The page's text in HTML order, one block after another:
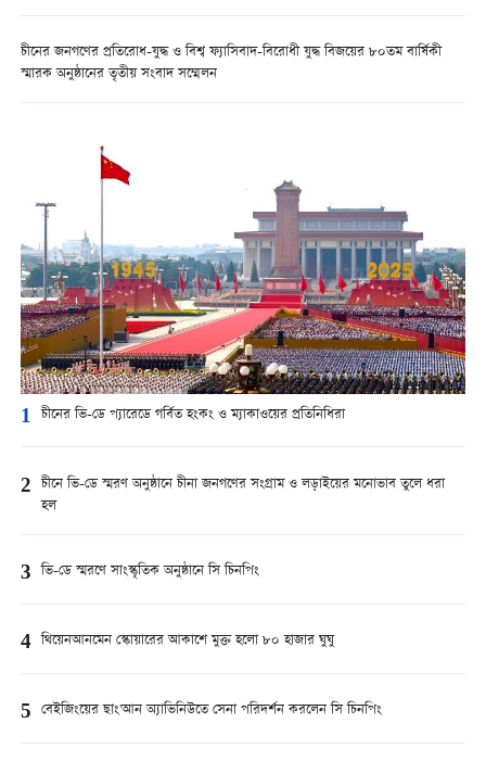
চীনের জনগণের প্রতিরোধ-যুদ্ধ ও বিশ্ব ফ্যাসিবাদ-বিরোধী যুদ্ধ বিজয়ের ৮০তম বার্ষিকী
স্মারক অনুষ্ঠানের তৃতীয় সংবাদ সম্মেলন
1 চীনের ভি-ডে প্যারেডে গর্বিত হংকং ও ম্যাকাওয়ের প্রতিনিধিরা
2 চীনে ভি-ডে স্মরণ অনুষ্ঠানে চীনা জনগণের সংগ্রাম ও লড়াইয়ের মনোভাব তুলে ধরা
হল
3 ভি-ডে স্মরণে সাংস্কৃতিক অনুষ্ঠানে সি চিনপিং
4 থিয়েনআনমেন স্কোয়ারের আকাশে মুক্ত হলো ৮০ হাজার ঘুঘু
5 বেইজিংয়ের ছাং'আন অ্যাভিনিউতে সেনা পরিদর্শন করলেন সি চিনপিং